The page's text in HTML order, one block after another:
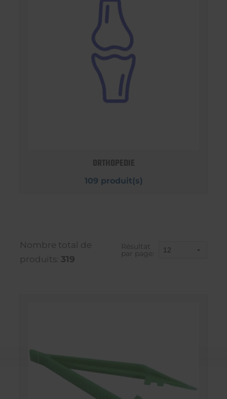
ORTHOPEDIE
109 produit(s)
Nombre total de
produits: 319
Résultat
par page: